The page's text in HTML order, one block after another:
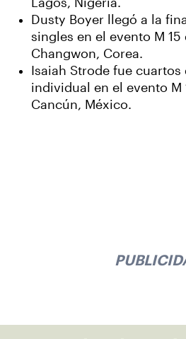
Lagos, Nigeria.
Dusty Boyer llegó a la
singles en el evento M 15
Changwon, Corea.
Isaiah Strode fue cuartos
individual en el evento M
Cancún, México.